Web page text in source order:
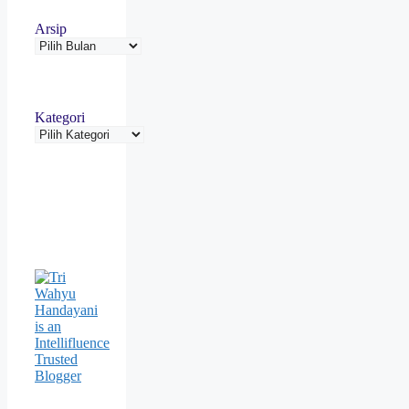
Arsip
Kategori